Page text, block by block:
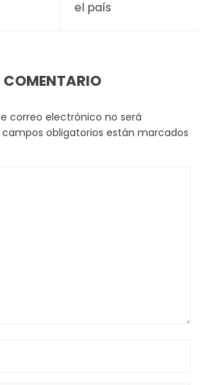
el país
COMENTARIO
correo electrónico no será
campos obligatorios están marcados